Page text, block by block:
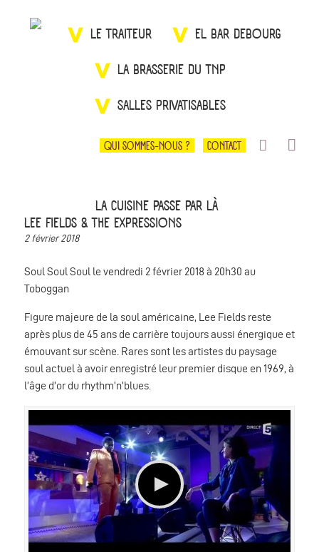
LE TRAITEUR
EL BAR DEBOURG
LA BRASSERIE DU TNP
SALLES PRIVATISABLES
QUI SOMMES-NOUS ? CONTACT
LA CUISINE PASSE PAR LÀ
LEE FIELDS & THE EXPRESSIONS
2 février 2018
Soul Soul Soul le vendredi 2 février 2018 à 20h30 au
Toboggan
Figure majeure de la soul américaine, Lee Fields reste
après plus de 45 ans de carrière toujours aussi énergique et
émouvant sur scène. Rares sont les artistes du paysage
soul actuel à avoir enregistré leur premier disque en 1969, à
l’âge d’or du rhythm’n’blues.